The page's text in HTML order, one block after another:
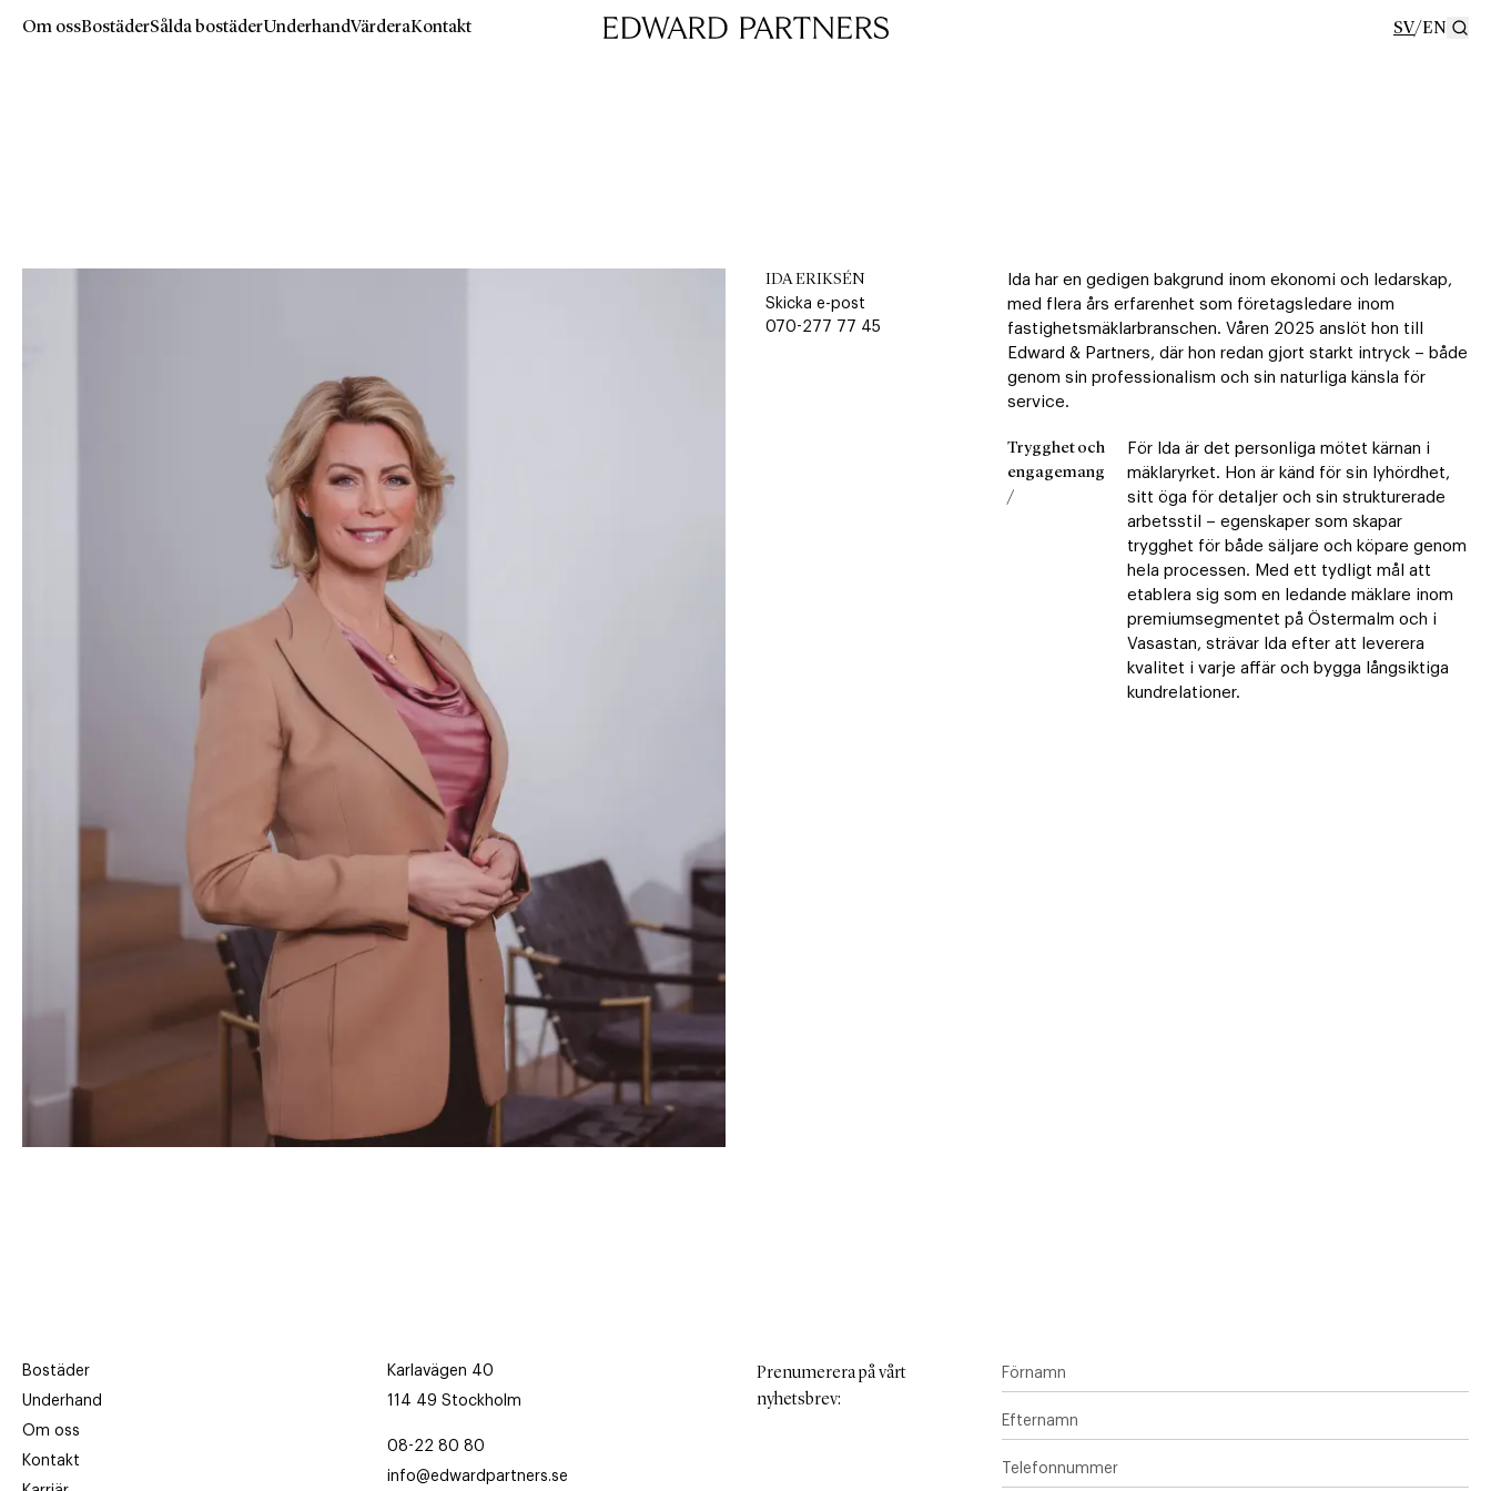
Om ossBostäderSålda bostäderUnderhandVärderaKontakt Edward & Partners SV/EN
IDA ERIKSÉN
Skicka e-post
070-277 77 45
Ida har en gedigen bakgrund inom ekonomi och ledarskap,
med flera års erfarenhet som företagsledare inom
fastighetsmäklarbranschen. Våren 2025 anslöt hon till
Edward & Partners, där hon redan gjort starkt intryck – både
genom sin professionalism och sin naturliga känsla för
service.
Trygghet och
engagemang
/
För Ida är det personliga mötet kärnan i
mäklaryrket. Hon är känd för sin lyhördhet,
sitt öga för detaljer och sin strukturerade
arbetsstil – egenskaper som skapar
trygghet för både säljare och köpare genom
hela processen. Med ett tydligt mål att
etablera sig som en ledande mäklare inom
premiumsegmentet på Östermalm och i
Vasastan, strävar Ida efter att leverera
kvalitet i varje affär och bygga långsiktiga
kundrelationer.
Bostäder
Underhand
Om oss
Kontakt
Karlavägen 40
114 49 Stockholm
08-22 80 80
info@edwardpartners.se
Prenumerera på vårt
nyhetsbrev:
Förnamn
Efternamn
Telefonnummer